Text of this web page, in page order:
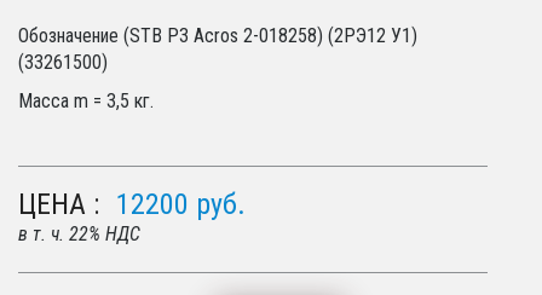
Обозначение (STB P3 Acros 2-018258) (2РЭ12 У1)
(33261500)
Масса m = 3,5 кг.
ЦЕНА : 12200 руб.
в т. ч. 22% НДС